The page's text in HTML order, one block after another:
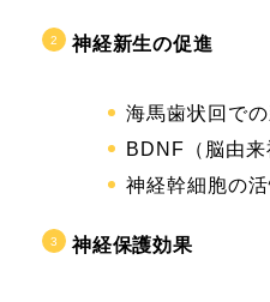
神経新生の促進
海馬歯状回で
BDNF（脳由
神経幹細胞の
神経保護効果